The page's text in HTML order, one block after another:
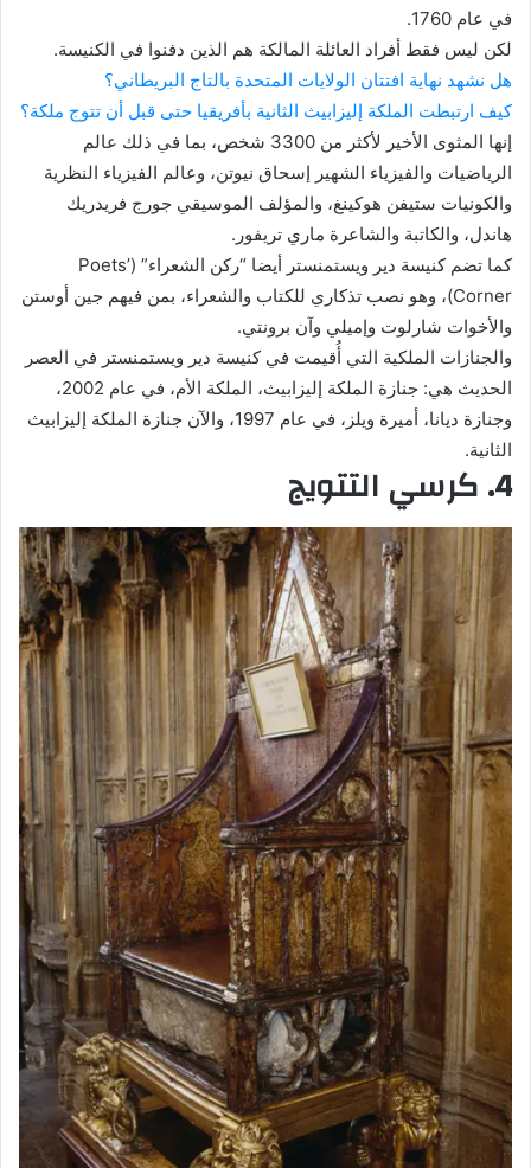
في عام 1760.
لكن ليس فقط أفراد العائلة المالكة هم الذين دفنوا في الكنيسة.
هل نشهد نهاية افتتان الولايات المتحدة بالتاج البريطاني؟
كيف ارتبطت الملكة إليزابيث الثانية بأفريقيا حتى قبل أن تتوج ملكة؟
إنها المثوى الأخير لأكثر من 3300 شخص، بما في ذلك عالم
الرياضيات والفيزياء الشهير إسحاق نيوتن، وعالم الفيزياء النظرية
والكونيات ستيفن هوكينغ، والمؤلف الموسيقي جورج فريدريك
هاندل، والكاتبة والشاعرة ماري تريفور.
كما تضم كنيسة دير ويستمنستر أيضا “ركن الشعراء” (Poets’
Corner)، وهو نصب تذكاري للكتاب والشعراء، بمن فيهم جين أوستن
والأخوات شارلوت وإميلي وآن برونتي.
والجنازات الملكية التي أُقيمت في كنيسة دير ويستمنستر في العصر
الحديث هي: جنازة الملكة إليزابيث، الملكة الأم، في عام 2002،
وجنازة ديانا، أميرة ويلز، في عام 1997، والآن جنازة الملكة إليزابيث
الثانية.
4. كرسي التتويج